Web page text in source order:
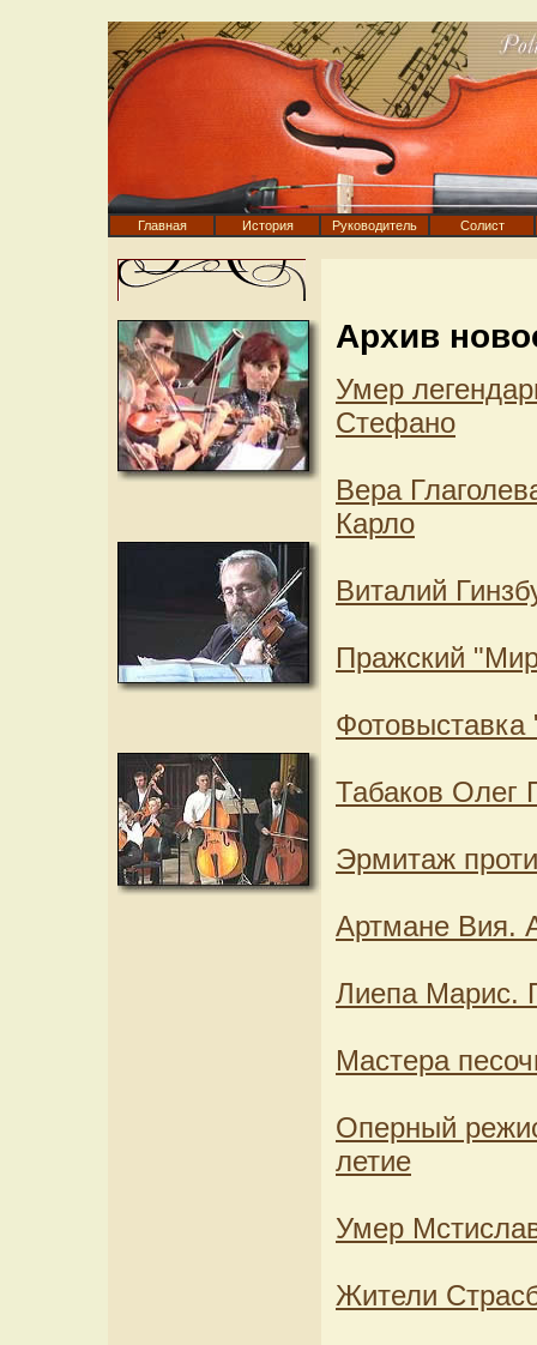
Главная История Руководитель Солист
Архив
Умер
Стефано
Вера
Карло
Виталий
Пражский
Фотовыставка
Табаков Олег
Эрмитаж
Артмане Вия.
Лиепа Марис.
Мастера
Оперный
летие
Умер
Жители